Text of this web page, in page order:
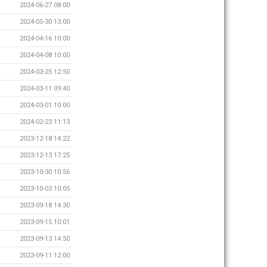
2024-06-27 08:00
2024-05-30 13:00
2024-04-16 10:00
2024-04-08 10:00
2024-03-25 12:50
2024-03-11 09:40
2024-03-01 10:00
2024-02-23 11:13
2023-12-18 14:22
2023-12-13 17:25
2023-10-30 10:56
2023-10-03 10:05
2023-09-18 14:30
2023-09-15 10:01
2023-09-13 14:50
2023-09-11 12:00